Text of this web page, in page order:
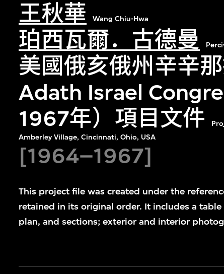
王秋華 Wang Chiu-Hwa
珀西瓦爾．古德曼
美國俄亥俄州辛辛
Adath Israel
1967年）項目文件
Amberley Village, Cincinnati, Ohio, USA
[1964–1967]
This project file was created under the
retained in its original order. It includes a
plan, and sections; exterior and interior